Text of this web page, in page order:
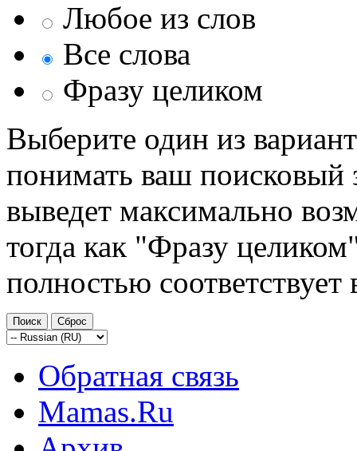
Любое из слов
Все слова
Фразу целиком
Выберите один из
понимать ваш поисковый
выведет максимально
тогда как "Фразу
полностью
Обратная связь
Mamas.Ru